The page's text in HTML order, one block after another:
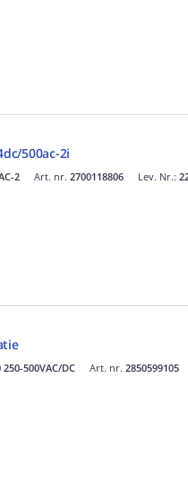
500ac-2i
Art. nr. 2700118806
2 Lev. Nr.:
Art. nr. 2850599105
250-500VAC/DC